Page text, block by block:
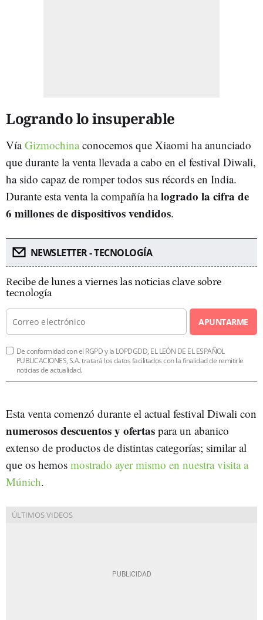
Logrando lo insuperable
VíaGizmochinaconocemos que Xiaomi ha anunciado
que durante la venta llevada a cabo en el festival Diwali,
ha sido capaz de romper todos sus récords en India.
Durante esta venta la compañía halogrado la cifra de
6 millones de dispositivos vendidos.
NEWSLETTER - TECNOLOGÍA
Recibe de lunes a viernes las noticias clave sobre
tecnología
APUNTARME
De conformidad con el RGPD y la LOPDGDD, EL LEÓN DE EL ESPAÑOL
PUBLICACIONES, S.A. tratará los datos facilitados con la finalidad de remitirle
noticias de actualidad.
Esta venta comenzó durante el actual festival Diwali con
numerosos descuentos y ofertas para un abanico
extenso de productos de distintas categorías; similar al
que os hemos mostrado ayer mismo en nuestra visita a
Múnich.